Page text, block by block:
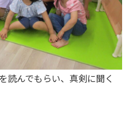
読んでもらい、真剣に聞く